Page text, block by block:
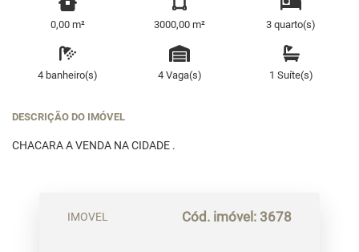
0,00 m² 3000,00 m² 3 quarto(s)
4 banheiro(s) 4 Vaga(s) 1 Suíte(s)
DESCRIÇÃO DO IMÓVEL
CHACARA A VENDA NA CIDADE .
IMOVEL Cód. imóvel: 3678